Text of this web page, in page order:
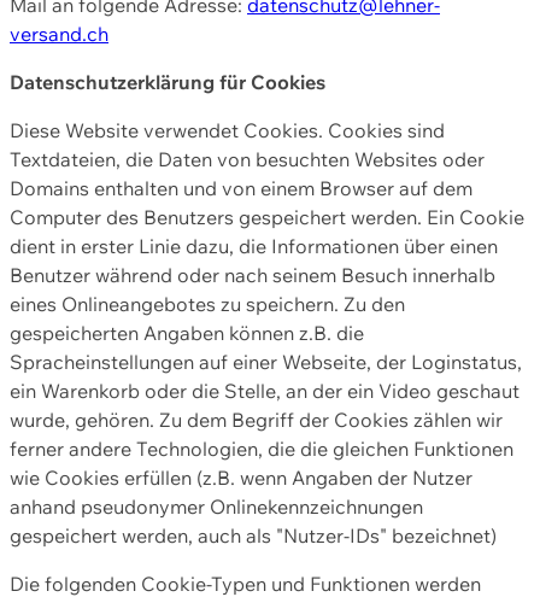
versand.ch
Datenschutzerklärung für Cookies
Diese Website verwendet Cookies. Cookies sind
Textdateien, die Daten von besuchten Websites oder
Domains enthalten und von einem Browser auf dem
Computer des Benutzers gespeichert werden. Ein Cookie
dient in erster Linie dazu, die Informationen über einen
Benutzer während oder nach seinem Besuch innerhalb
eines Onlineangebotes zu speichern. Zu den
gespeicherten Angaben können z.B. die
Spracheinstellungen auf einer Webseite, der Loginstatus,
ein Warenkorb oder die Stelle, an der ein Video geschaut
wurde, gehören. Zu dem Begriff der Cookies zählen wir
ferner andere Technologien, die die gleichen Funktionen
wie Cookies erfüllen (z.B. wenn Angaben der Nutzer
anhand pseudonymer Onlinekennzeichnungen
gespeichert werden, auch als "Nutzer-IDs" bezeichnet)
Die folgenden Cookie-Typen und Funktionen werden